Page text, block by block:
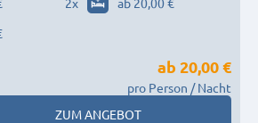
ab 20,00 €
pro Person / Nacht
ZUM ANGEBOT